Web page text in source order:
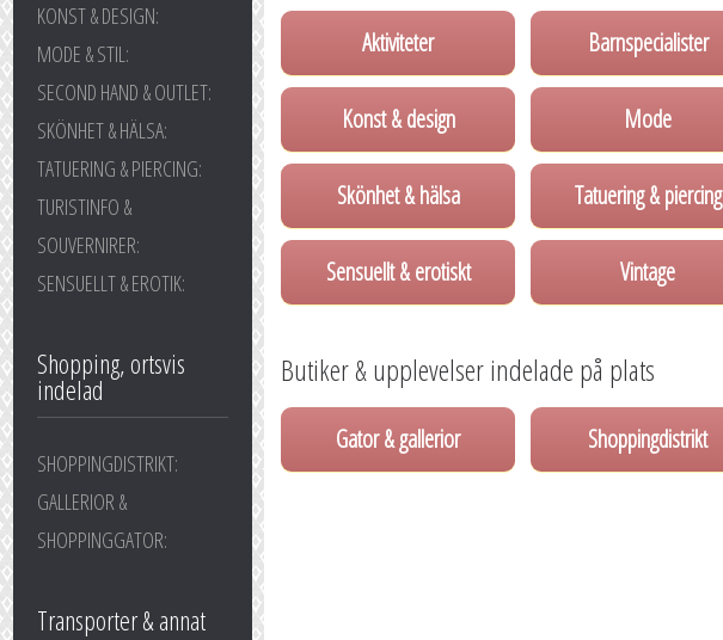
KONST & DESIGN:
MODE & STIL:
SECOND HAND & OUTLET:
SKÖNHET & HÄLSA:
TATUERING & PIERCING:
TURISTINFO &
SOUVERNIRER:
SENSUELLT & EROTIK:
Shopping, ortsvis
indelad
SHOPPINGDISTRIKT:
GALLERIOR &
SHOPPINGGATOR:
Transporter & annat
Aktiviteter Barnspecialister
Konst & design Mode
Skönhet & hälsa Tatuering & piercing
Sensuellt & erotiskt Vintage
Butiker & upplevelser indelade på plats
Gator & gallerior Shoppingdistrikt